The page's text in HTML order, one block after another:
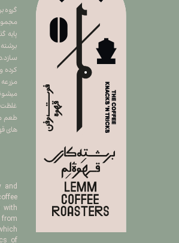
گروه
پایه
کرده
غلظت
طعم
های
and
with
of